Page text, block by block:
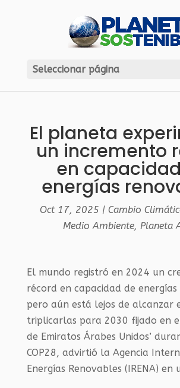
Seleccionar página
El planeta
un incremento
en
energías
Oct 17, 2025 |Cambio
Medio Ambiente,Planeta
El mundo registró en 2024 un
récord en capacidad de
pero aún está lejos de alcanzar
triplicarlas para 2030 fijado en el
de Emiratos Árabes Unidos’
COP28, advirtió la Agencia
Energías Renovables (IRENA) en